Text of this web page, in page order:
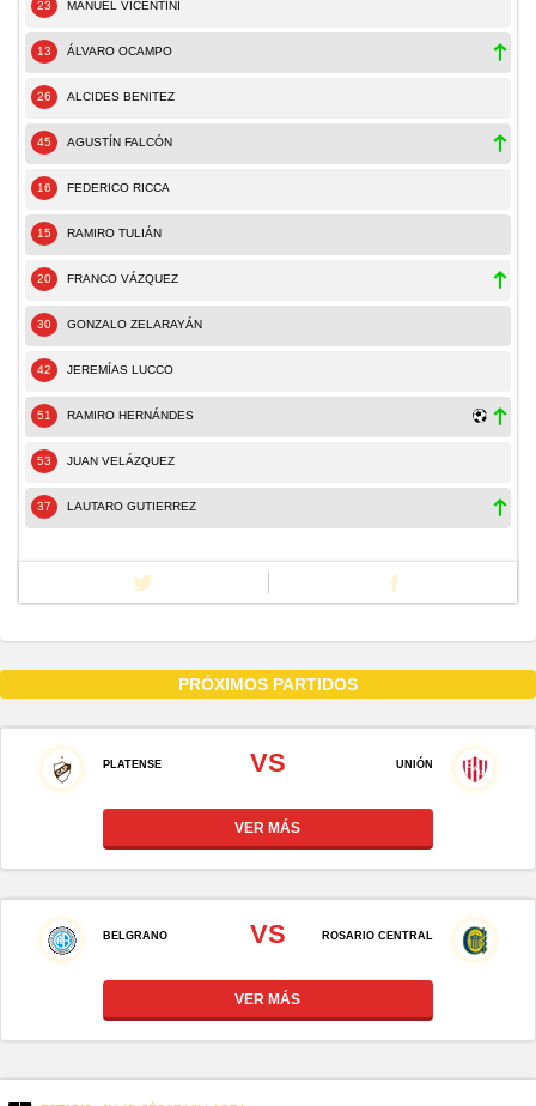
23 MANUEL VICENTINI
13 ÁLVARO OCAMPO
26 ALCIDES BENITEZ
45 AGUSTÍN FALCÓN
16 FEDERICO RICCA
15 RAMIRO TULIÁN
20 FRANCO VÁZQUEZ
30 GONZALO ZELARAYÁN
42 JEREMÍAS LUCCO
51 RAMIRO HERNÁNDES
53 JUAN VELÁZQUEZ
37 LAUTARO GUTIERREZ
PRÓXIMOS PARTIDOS
PLATENSE VS UNIÓN
VER MÁS
BELGRANO VS ROSARIO CENTRAL
VER MÁS